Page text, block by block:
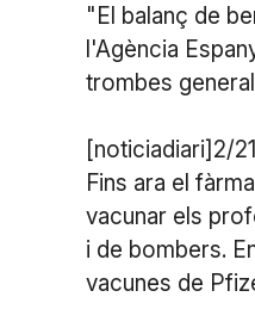
"El balanç de
l'Agència
trombes
[noticiadiari]2/
Fins ara el
vacunar els
i de bombers.
vacunes de